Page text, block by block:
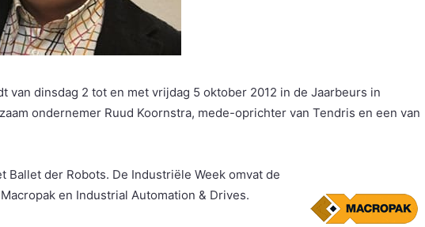
van dinsdag 2 tot en met vrijdag 5 oktober 2012 in de Jaarbeurs in
ondernemer Ruud Koornstra, mede-oprichter van Tendris en een van
der Robots. De Industriële Week omvat de
en Industrial Automation & Drives.